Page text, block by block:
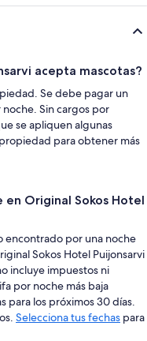
acepta mascotas?
Se debe pagar un
noche. Sin cargos por
se apliquen algunas
para obtener más
en Original Sokos Hotel
encontrado por una noche
Sokos Hotel Puijonsarvi
incluye impuestos ni
por noche más baja
para los próximos 30 días.
Selecciona tus fechas para